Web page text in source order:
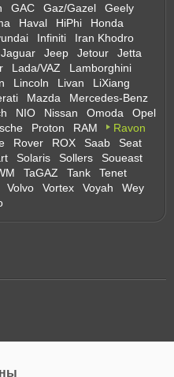
GAC Gaz/Gazel
Geely
Haval HiPhi
Honda
Infiniti
Iran Khodro
Jaguar Jeep Jetour
Jetta
Lada/VAZ
Lamborghini
Lincoln Livan
LiXiang
Mazda
Mercedes-Benz
NIO Nissan Omoda
Opel
Proton RAM
Ravon
Rover ROX Saab
Seat
Solaris Sollers
Soueast
TaGAZ Tank
Tenet
Volvo Vortex Voyah
Wey